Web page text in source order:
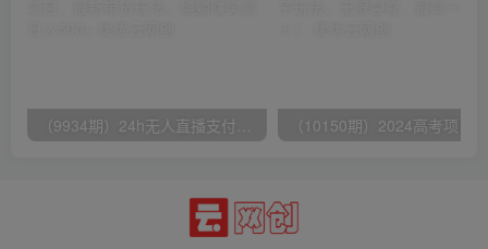
（9934期）24h无人直播支付宝项目，最新带货玩法，纯躺赚实测日入500+